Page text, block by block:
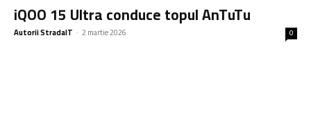
iQOO 15 Ultra conduce topul AnTuTu
Autorii StradaIT - 2 martie 2026 0